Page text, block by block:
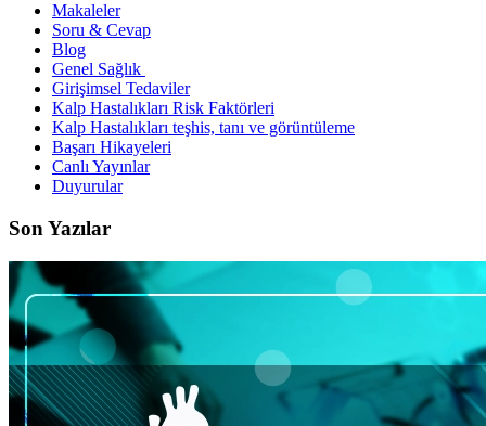
Makaleler
Soru & Cevap
Blog
Genel Sağlık
Girişimsel Tedaviler
Kalp Hastalıkları Risk Faktörleri
Kalp Hastalıkları teşhis, tanı ve görüntüleme
Başarı Hikayeleri
Canlı Yayınlar
Duyurular
Son Yazılar